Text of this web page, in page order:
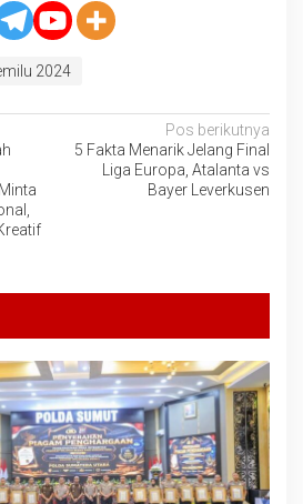
2024
Pos berikutnya
5 Fakta Menarik Jelang Final
Liga Europa, Atalanta vs
Bayer Leverkusen